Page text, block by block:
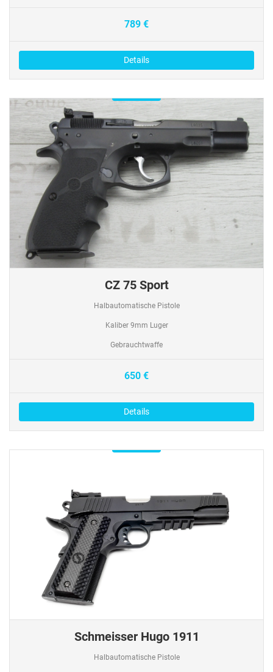
789 €
Details
CZ 75 Sport
Halbautomatische Pistole
Kaliber 9mm Luger
Gebrauchtwaffe
650 €
Details
Schmeisser Hugo 1911
Halbautomatische Pistole